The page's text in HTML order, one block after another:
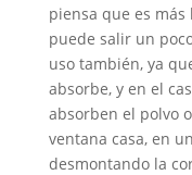
piensa que es
puede salir un
uso también, ya
absorbe, y en el
absorben el polvo
ventana casa, en
desmontando la